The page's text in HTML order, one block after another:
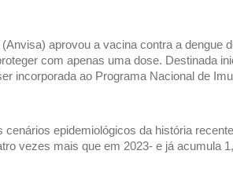
aprovou a vacina contra a dengue
com apenas uma dose. Destinada
incorporada ao Programa Nacional de
epidemiológicos da história
vezes mais que em 2023- e já acumula